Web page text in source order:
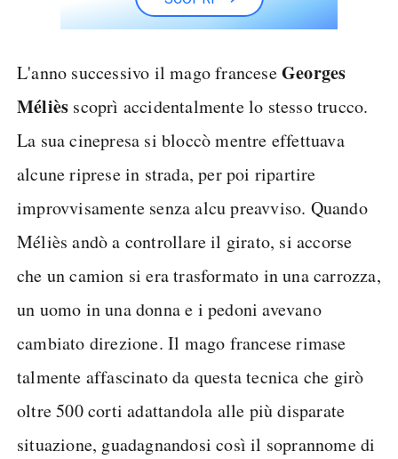
L'anno successivo il mago franceseGeorges
Méliès scoprì accidentalmente lo stesso trucco.
La sua cinepresa si bloccò mentre effettuava
alcune riprese in strada, per poi ripartire
improvvisamente senza alcu preavviso. Quando
Méliès andò a controllare il girato, si accorse
che un camion si era trasformato in una carrozza,
un uomo in una donna e i pedoni avevano
cambiato direzione. Il mago francese rimase
talmente affascinato da questa tecnica che girò
oltre 500 corti adattandola alle più disparate
situazione, guadagnandosi così il soprannome di